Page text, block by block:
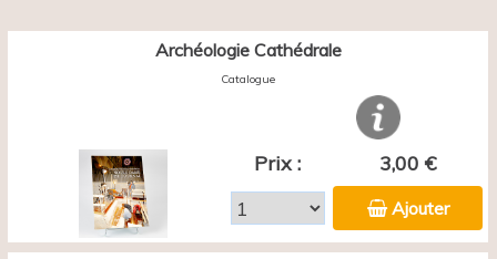
Archéologie Cathédrale
Catalogue
Prix : 3,00 €
Ajouter